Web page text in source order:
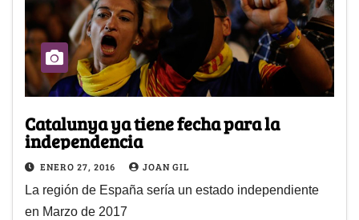
Catalunya ya tiene fecha para la
independencia
ENERO 27, 2016 JOAN GIL
La región de España sería un estado independiente
en Marzo de 2017